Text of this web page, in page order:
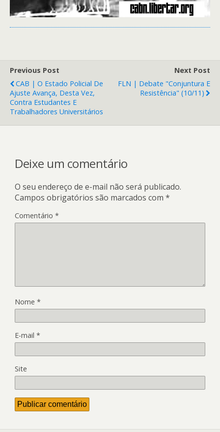
Previous Post
CAB | O Estado Policial De
Ajuste Avança, Desta Vez,
Contra Estudantes E
Trabalhadores Universitários
Next Post
FLN | Debate "Conjuntura E
Resistência" (10/11)
Deixe um comentário
O seu endereço de e-mail não será publicado.
Campos obrigatórios são marcados com *
Comentário *
Nome *
E-mail *
Site